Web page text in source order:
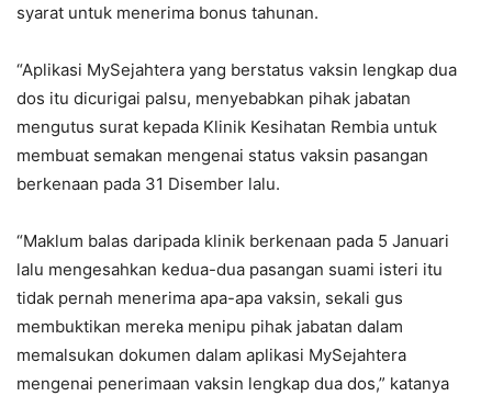
syarat untuk menerima bonus tahunan.
“Aplikasi MySejahtera yang berstatus vaksin lengkap dua
dos itu dicurigai palsu, menyebabkan pihak jabatan
mengutus surat kepada Klinik Kesihatan Rembia untuk
membuat semakan mengenai status vaksin pasangan
berkenaan pada 31 Disember lalu.
“Maklum balas daripada klinik berkenaan pada 5 Januari
lalu mengesahkan kedua-dua pasangan suami isteri itu
tidak pernah menerima apa-apa vaksin, sekali gus
membuktikan mereka menipu pihak jabatan dalam
memalsukan dokumen dalam aplikasi MySejahtera
mengenai penerimaan vaksin lengkap dua dos,” katanya